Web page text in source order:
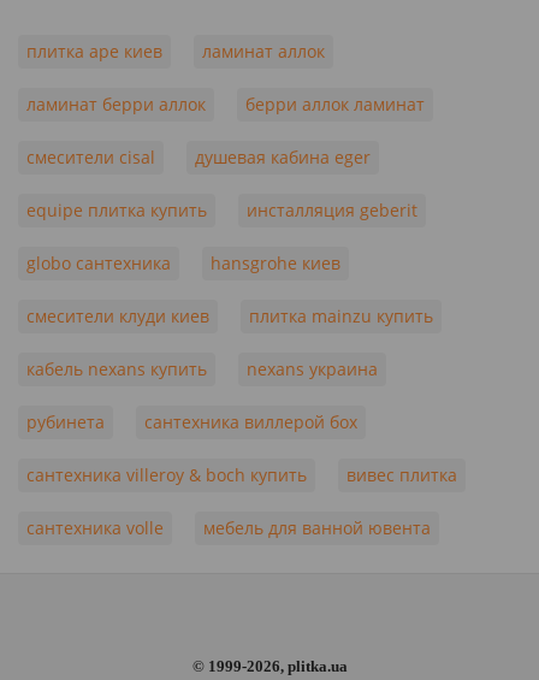
плитка ape киев ламинат аллок
ламинат берри аллок берри аллок ламинат
смесители cisal душевая кабина eger
equipe плитка купить инсталляция geberit
globo сантехника hansgrohe киев
смесители клуди киев плитка mainzu купить
кабель nexans купить nexans украина
рубинета сантехника виллерой бох
сантехника villeroy & boch купить вивес плитка
сантехника volle мебель для ванной ювента
© 1999-2026, plitka.ua